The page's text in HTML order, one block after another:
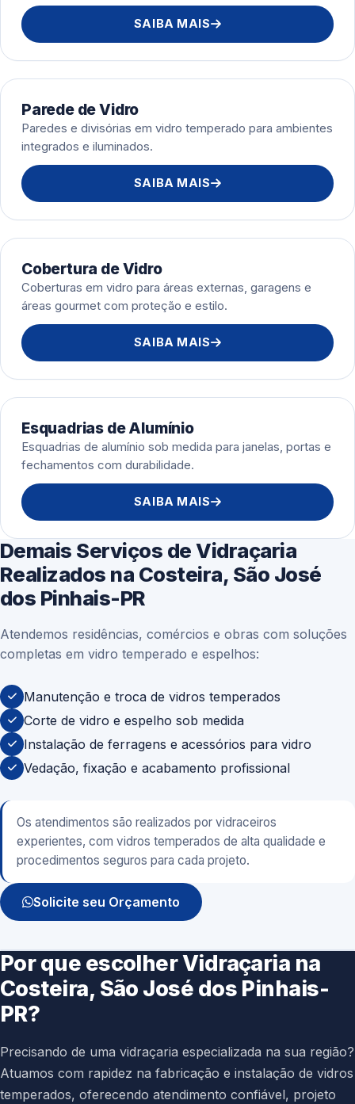
SAIBA MAIS
Parede de Vidro
Paredes e divisórias em vidro temperado para ambientes
integrados e iluminados.
SAIBA MAIS
Cobertura de Vidro
Coberturas em vidro para áreas externas, garagens e
áreas gourmet com proteção e estilo.
SAIBA MAIS
Esquadrias de Alumínio
Esquadrias de alumínio sob medida para janelas, portas e
fechamentos com durabilidade.
SAIBA MAIS
Demais Serviços de Vidraçaria
Realizados na Costeira, São José
dos Pinhais-PR
Atendemos residências, comércios e obras com soluções
completas em vidro temperado e espelhos:
Manutenção e troca de vidros temperados
Corte de vidro e espelho sob medida
Instalação de ferragens e acessórios para vidro
Vedação, fixação e acabamento profissional
Os atendimentos são realizados por vidraceiros
experientes, com vidros temperados de alta qualidade e
procedimentos seguros para cada projeto.
Solicite seu Orçamento
Por que escolher Vidraçaria na
Costeira, São José dos Pinhais-
PR?
Precisando de uma vidraçaria especializada na sua região?
Atuamos com rapidez na fabricação e instalação de vidros
temperados, oferecendo atendimento confiável, projeto